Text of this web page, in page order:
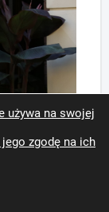
(brat Maryli
używa na swojej
zgodę na ich